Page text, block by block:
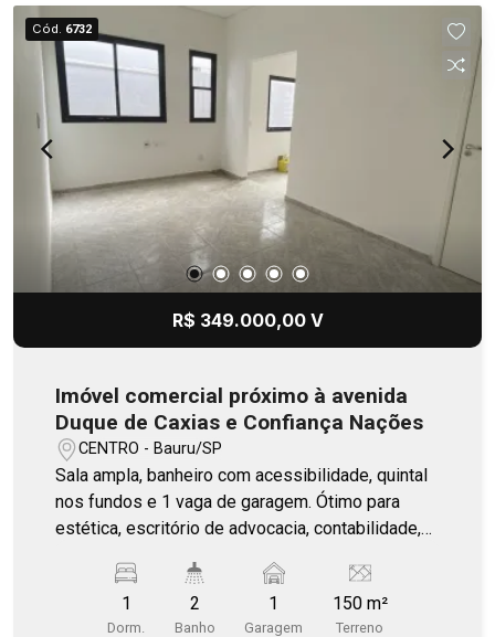
e mais um banheiro masculino. O local ainda
possui ampla garagem interna, com capacidade
média para 10 carros.
Cód. 6732
R$ 349.000,00 V
Imóvel comercial próximo à avenida
Duque de Caxias e Confiança Nações
CENTRO - Bauru/SP
Sala ampla, banheiro com acessibilidade, quintal
nos fundos e 1 vaga de garagem. Ótimo para
estética, escritório de advocacia, contabilidade,
negócios. Excelente custo-benefício e
localização estratégica.
1
Dorm.
2
Banho
1
Garagem
150 m²
Terreno